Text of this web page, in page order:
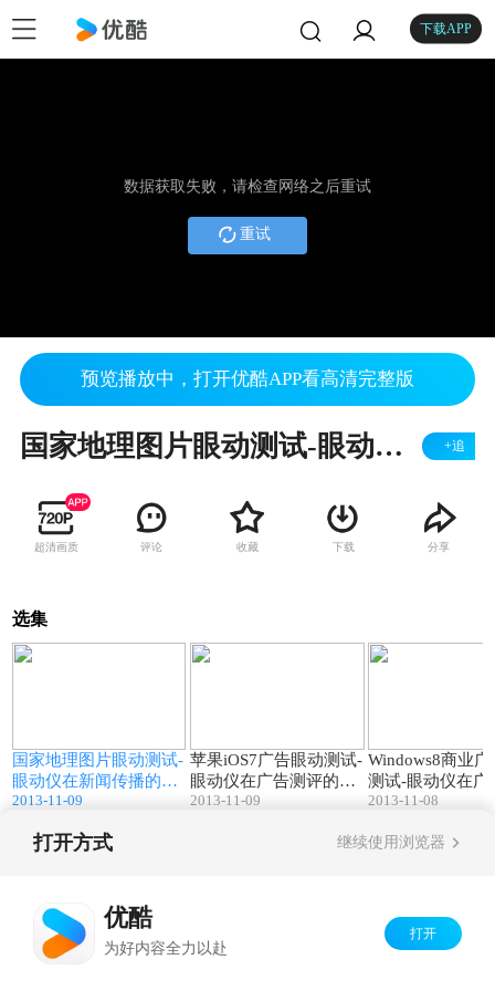
下载APP
数据获取失败，请检查网络之后重试
重试
预览播放中，打开优酷APP看高清完整版
国家地理图片眼动测试-眼动仪在新闻传播的应用介绍-Eyeso眼动追踪系统（心拓英启科技） +追
超清画质 评论 收藏 下载 分享
选集
国家地理图片眼动测试-
眼动仪在新闻传播的应
用介绍-Eyeso眼动追踪
2013-11-09
苹果iOS7广告眼动测试-
眼动仪在广告测评的应
用介绍-Eyeso眼动追踪
2013-11-09
Windows8商业
测试-眼动仪在广
学的应用介绍-
技
2013-11-08
打开方式 继续使用浏览器
优酷
为好内容全力以赴
打开